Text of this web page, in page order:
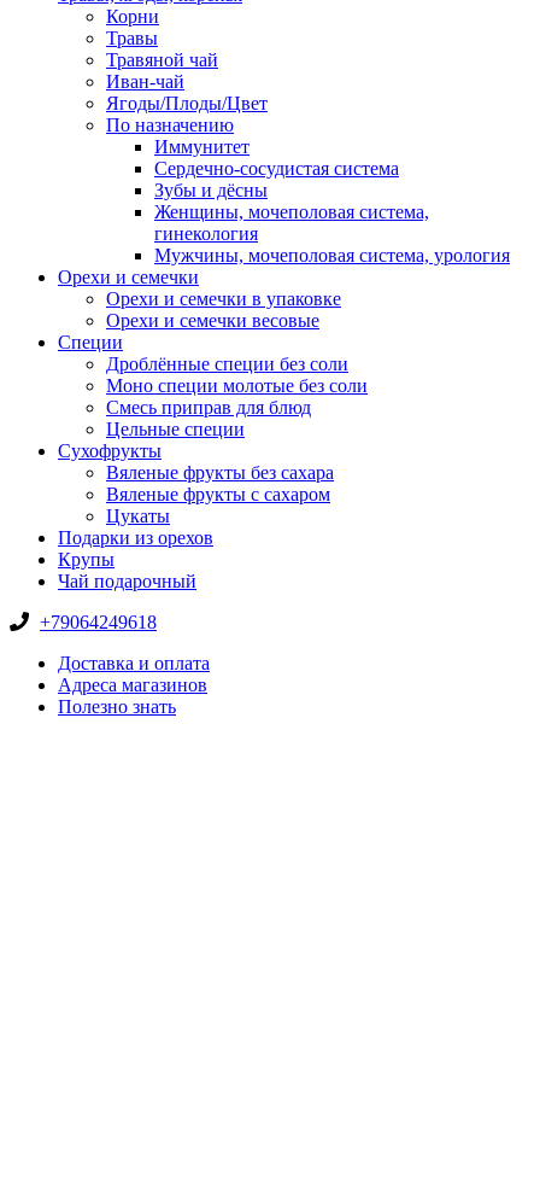
Корни
Травы
Травяной чай
Иван-чай
Ягоды/Плоды/Цвет
По назначению
Иммунитет
Сердечно-сосудистая система
Зубы и дёсны
Женщины, мочеполовая система,
гинекология
Мужчины, мочеполовая система, урология
Орехи и семечки
Орехи и семечки в упаковке
Орехи и семечки весовые
Специи
Дроблённые специи без соли
Моно специи молотые без соли
Смесь приправ для блюд
Цельные специи
Сухофрукты
Вяленые фрукты без сахара
Вяленые фрукты с сахаром
Цукаты
Подарки из орехов
Крупы
Чай подарочный
+79064249618
Доставка и оплата
Адреса магазинов
Полезно знать